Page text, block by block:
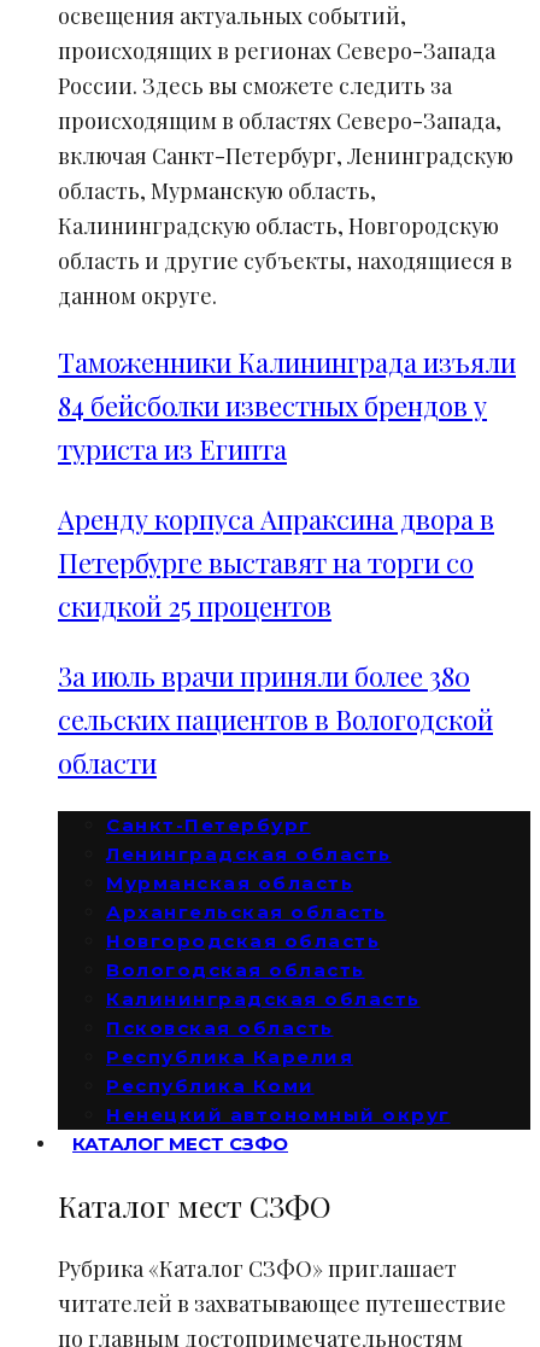
освещения актуальных событий,
происходящих в регионах Северо-Запада
России. Здесь вы сможете следить за
происходящим в областях Северо-Запада,
включая Санкт-Петербург, Ленинградскую
область, Мурманскую область,
Калининградскую область, Новгородскую
область и другие субъекты, находящиеся в
данном округе.
Таможенники Калининграда изъяли
84 бейсболки известных брендов у
туриста из Египта
Аренду корпуса Апраксина двора в
Петербурге выставят на торги со
скидкой 25 процентов
За июль врачи приняли более 380
сельских пациентов в Вологодской
области
Санкт-Петербург
Ленинградская область
Мурманская область
Архангельская область
Новгородская область
Вологодская область
Калининградская область
Псковская область
Республика Карелия
Республика Коми
Ненецкий автономный округ
КАТАЛОГ МЕСТ СЗФО
Каталог мест СЗФО
Рубрика «Каталог СЗФО» приглашает
читателей в захватывающее путешествие
по главным достопримечательностям